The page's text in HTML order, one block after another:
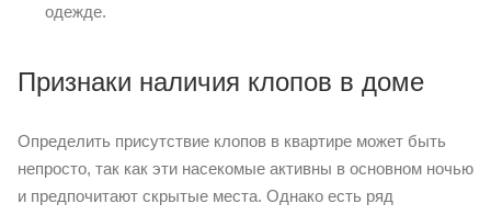
одежде.
Признаки наличия клопов в доме
Определить присутствие клопов в квартире может быть
непросто, так как эти насекомые активны в основном ночью
и предпочитают скрытые места. Однако есть ряд